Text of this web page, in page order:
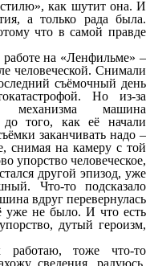
как шутит она. И
а только рада была.
что в самой правде
работе на «Ленфильме» –
человеческой. Снимали
съёмочный день
Но из-за
механизма машина
того, как её начали
заканчивать надо –
снимая на камеру с той
упорство человеческое,
другой эпизод, уже
Что-то подсказало
вдруг перевернулась
уже не было. И что есть
дутый героизм,
тоже что-то
сведения, радуюсь,